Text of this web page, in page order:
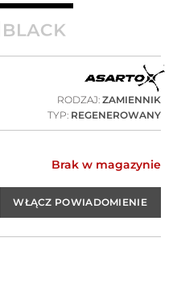
RODZAJ: ZAMIENNIK
TYP: REGENEROWANY
Brak w magazynie